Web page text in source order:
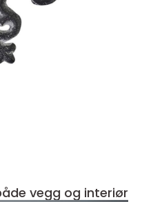
vegg og interiør